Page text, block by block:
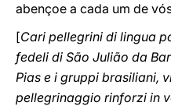
abençoe a cada um de
[Cari pellegrini di lingua
fedeli di São Julião da
Pias e i gruppi brasiliani,
pellegrinaggio rinforzi in